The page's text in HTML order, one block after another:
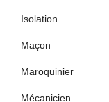
Isolation
Maçon
Maroquinier
Mécanicien